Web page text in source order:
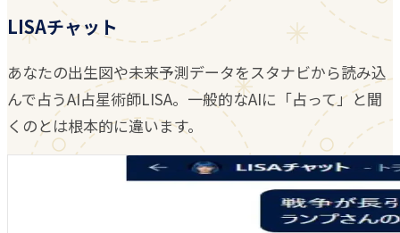
LISAチャット
あなたの出生図や未来予測データをスタナビから読み込
んで占うAI占星術師LISA。一般的なAIに「占って」と聞
くのとは根本的に違います。